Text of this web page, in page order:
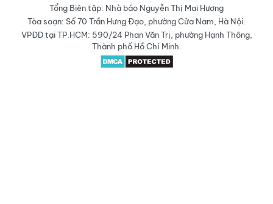
Tổng Biên tập: Nhà báo Nguyễn Thị Mai Hương
Tòa soạn: Số 70 Trần Hưng Đạo, phường Cửa Nam, Hà Nội.
VPĐD tại TP.HCM: 590/24 Phan Văn Trị, phường Hạnh Thông,
Thành phố Hồ Chí Minh.